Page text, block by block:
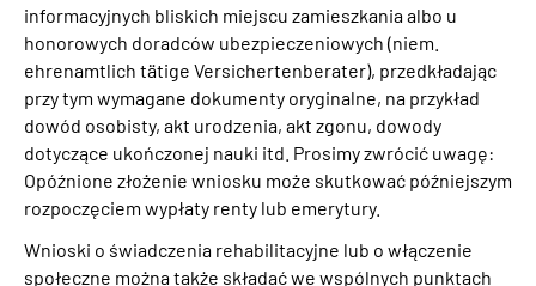
informacyjnych bliskich miejscu zamieszkania albo u
honorowych doradców ubezpieczeniowych (niem.
ehrenamtlich tätige Versichertenberater), przedkładając
przy tym wymagane dokumenty oryginalne, na przykład
dowód osobisty, akt urodzenia, akt zgonu, dowody
dotyczące ukończonej nauki itd. Prosimy zwrócić uwagę:
Opóźnione złożenie wniosku może skutkować późniejszym
rozpoczęciem wypłaty renty lub emerytury.
Wnioski o świadczenia rehabilitacyjne lub o włączenie
społeczne można także składać we wspólnych punktach